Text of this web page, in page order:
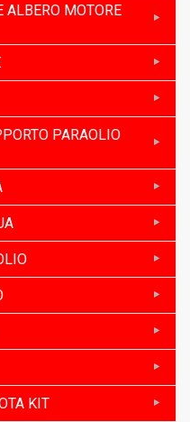
ALBERO MOTORE
PARAOLIO
KIT